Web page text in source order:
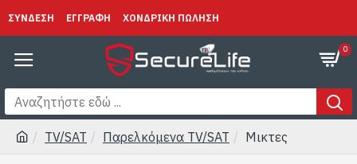
ΣΥΝΔΕΣΗ ΕΓΓΡΑΦΗ ΧΟΝΔΡΙΚΗ ΠΩΛΗΣΗ
0
TV/SAT Παρελκόμενα TV/SAT Μικτες